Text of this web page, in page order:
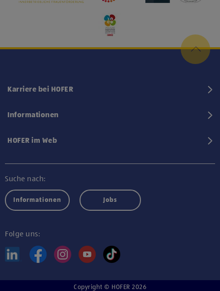
Karriere bei HOFER
Informationen
HOFER im Web
Suche nach:
Informationen Jobs
Folge uns:
Copyright © HOFER 2026